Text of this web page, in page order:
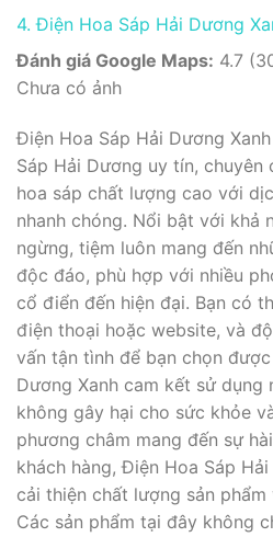
4. Điện Hoa Sáp Hải Dương
Đánh giá Google Maps: 4.7
Chưa có ảnh
Điện Hoa Sáp Hải Dương
Sáp Hải Dương uy tín, chuyên
hoa sáp chất lượng cao với
nhanh chóng. Nổi bật với khả
ngừng, tiệm luôn mang đến
độc đáo, phù hợp với nhiều
cổ điển đến hiện đại. Bạn có
điện thoại hoặc website, và
vấn tận tình để bạn chọn
Dương Xanh cam kết sử dụng
không gây hại cho sức khỏe
phương châm mang đến sự
khách hàng, Điện Hoa Sáp
cải thiện chất lượng sản
Các sản phẩm tại đây không